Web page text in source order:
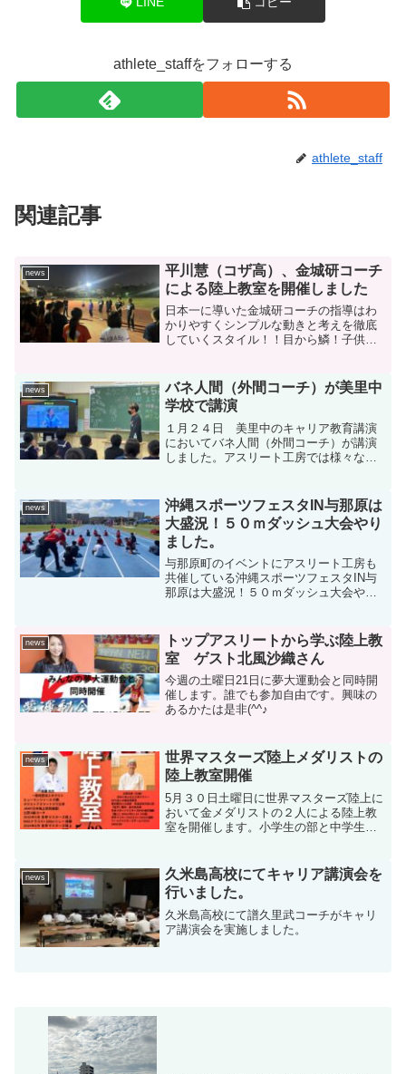
athlete_staffをフォローする
athlete_staff
関連記事
news
平川慧（コザ高）、金城研コーチ
による陸上教室を開催しました
日本一に導いた金城研コーチの指導はわ
かりやすくシンプルな動きと考えを徹底
していくスタイル！！目から鱗！子供達
ました。
news
バネ人間（外間コーチ）が美里中
学校で講演
１月２４日 美里中のキャリア教育講演
においてバネ人間（外間コーチ）が講演
しました。アスリート工房では様々な講
房へお問合せ下さい。
news
沖縄スポーツフェスタIN与那原は
大盛況！５０ｍダッシュ大会やり
ました。
与那原町のイベントにアスリート工房も
共催している沖縄スポーツフェスタIN与
那原は大盛況！５０ｍダッシュ大会やり
た。 これからもアスリート工房は
スポーツイベントを通して地域貢...
news
トップアスリートから学ぶ陸上教
室 ゲスト北風沙織さん
今週の土曜日21日に夢大運動会と同時開
催します。誰でも参加自由です。興味の
あるかたは是非(^^♪
news
世界マスターズ陸上メダリストの
陸上教室開催
5月３０日土曜日に世界マスターズ陸上に
おいて金メダリストの２人による陸上教
室を開催します。小学生の部と中学生以
ね。
news
久米島高校にてキャリア講演会を
行いました。
久米島高校にて譜久里武コーチがキャリ
ア講演会を実施しました。